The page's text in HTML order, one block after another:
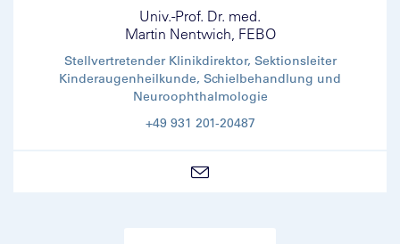
Univ.-Prof. Dr. med.
Martin Nentwich, FEBO
Stellvertretender Klinikdirektor, Sektionsleiter
Kinderaugenheilkunde, Schielbehandlung und
Neuroophthalmologie
+49 931 201-20487